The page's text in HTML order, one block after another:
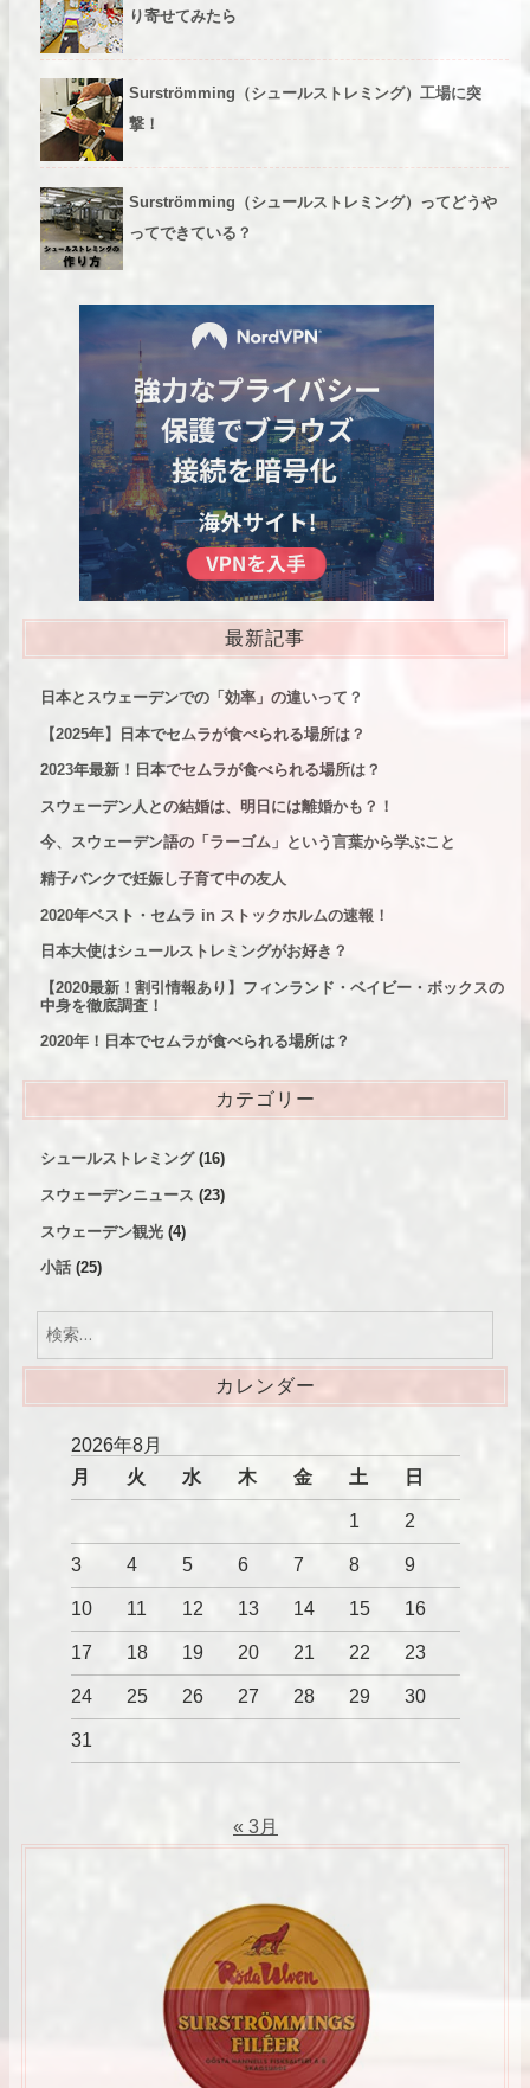
り寄せてみたら
Surströmming（シュールストレミング）工場に突
撃！
Surströmming（シュールストレミング）ってどうや
ってできている？
最新記事
日本とスウェーデンでの「効率」の違いって？
【2025年】日本でセムラが食べられる場所は？
2023年最新！日本でセムラが食べられる場所は？
スウェーデン人との結婚は、明日には離婚かも？！
今、スウェーデン語の「ラーゴム」という言葉から学ぶこと
精子バンクで妊娠し子育て中の友人
2020年ベスト・セムラ in ストックホルムの速報！
日本大使はシュールストレミングがお好き？
【2020最新！割引情報あり】 フィンランド・ベイビー・ボックスの
中身を徹底調査！
2020年！日本でセムラが食べられる場所は？
カテゴリー
シュールストレミング(16)
スウェーデンニュース (23)
スウェーデン観光 (4)
小話 (25)
カレンダー
2026年8月
月
火 水 木 金 土 日
1 2
3 4 5 6 7 8 9
10 11 12 13 14 15 16
17 18 19 20 21 22 23
24 25 26 27 28 29 30
31
« 3月